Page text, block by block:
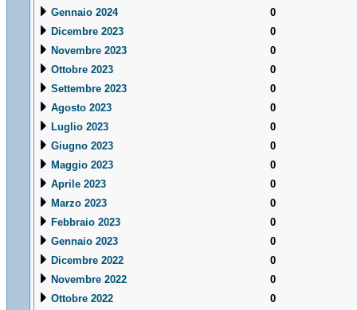
Gennaio 2024
0
Dicembre 2023
0
Novembre 2023
0
Ottobre 2023
0
Settembre 2023
0
Agosto 2023
0
Luglio 2023
0
Giugno 2023
0
Maggio 2023
0
Aprile 2023
0
Marzo 2023
0
Febbraio 2023
0
Gennaio 2023
0
Dicembre 2022
0
Novembre 2022
0
Ottobre 2022
0